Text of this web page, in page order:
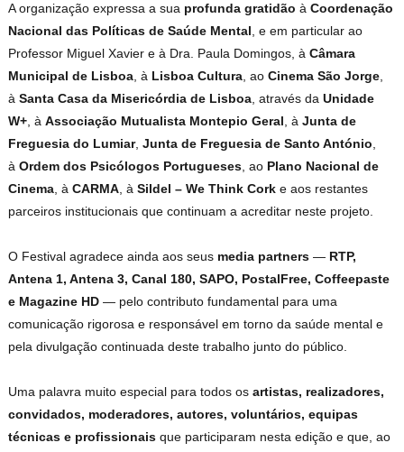
A organização expressa a sua profunda gratidão àCoordenação
Nacional das Políticas de Saúde Mental, e em particular ao
Professor Miguel Xavier e à Dra. Paula Domingos, àCâmara
Municipal de Lisboa, à Lisboa Cultura, aoCinema São Jorge,
àSanta Casa da Misericórdia de Lisboa, através daUnidade
W+, àAssociação Mutualista Montepio Geral, àJunta de
Freguesia do Lumiar,Junta de Freguesia de Santo António,
àOrdem dos Psicólogos Portugueses, ao Plano Nacional de
Cinema, àCARMA, àSildel – We Think Cork e aos restantes
parceiros institucionais que continuam a acreditar neste projeto.
O Festival agradece ainda aos seus media partners — RTP,
Antena 1, Antena 3, Canal 180, SAPO, PostalFree, Coffeepaste
e Magazine HD — pelo contributo fundamental para uma
comunicação rigorosa e responsável em torno da saúde mental e
pela divulgação continuada deste trabalho junto do público.
Uma palavra muito especial para todos osartistas, realizadores,
convidados, moderadores, autores, voluntários, equipas
técnicas e profissionais que participaram nesta edição e que, ao